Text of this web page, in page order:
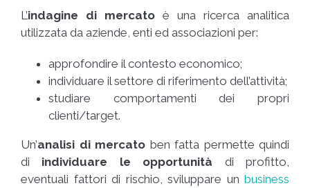
L’indagine di mercato è una ricerca analitica
utilizzata da aziende, enti ed associazioni per:
approfondire il contesto economico;
individuare il settore di riferimento dell’attività;
studiare comportamenti dei propri
clienti/target.
Un’analisi di mercato ben fatta permette quindi
di individuare le opportunità di profitto,
eventuali fattori di rischio, sviluppare un business